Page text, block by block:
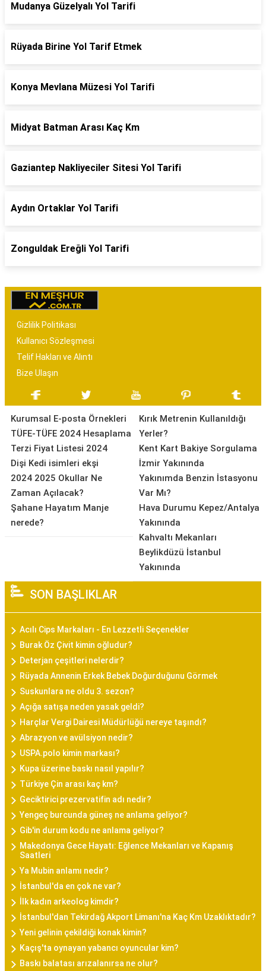
Mudanya Güzelyalı Yol Tarifi
Rüyada Birine Yol Tarif Etmek
Konya Mevlana Müzesi Yol Tarifi
Midyat Batman Arası Kaç Km
Gaziantep Nakliyeciler Sitesi Yol Tarifi
Aydın Ortaklar Yol Tarifi
Zonguldak Ereğli Yol Tarifi
Gizlilik Politikası
Kullanıcı Sözleşmesi
Telif Hakları ve Alıntı
Bize Ulaşın
Kurumsal E-posta Örnekleri
TÜFE-TÜFE 2024 Hesaplama
Terzi Fiyat Listesi 2024
Dişi Kedi isimleri ekşi
2024 2025 Okullar Ne
Zaman Açılacak?
Şahane Hayatım Manje
nerede?
Kırık Metrenin Kullanıldığı
Yerler?
Kent Kart Bakiye Sorgulama
İzmir Yakınında
Yakınımda Benzin İstasyonu
Var Mı?
Hava Durumu Kepez/Antalya
Yakınında
Kahvaltı Mekanları
Beylikdüzü İstanbul
Yakınında
SON BAŞLIKLAR
Acılı Cips Markaları - En Lezzetli Seçenekler
Burak Öz Çivit kimin oğludur?
Deterjan çeşitleri nelerdir?
Rüyada Annenin Erkek Bebek Doğurduğunu Görmek
Suskunlara ne oldu 3. sezon?
Açığa satışa neden yasak geldi?
Harçlar Vergi Dairesi Müdürlüğü nereye taşındı?
Abrazyon ve avülsiyon nedir?
USPA.polo kimin markası?
Kupa üzerine baskı nasıl yapılır?
Türkiye Çin arası kaç km?
Geciktirici prezervatifin adı nedir?
Yengeç burcunda güneş ne anlama geliyor?
Gib'in durum kodu ne anlama geliyor?
Makedonya Gece Hayatı: Eğlence Mekanları ve Kapanış
Saatleri
Ya Mubin anlamı nedir?
İstanbul'da en çok ne var?
İlk kadın arkeolog kimdir?
İstanbul'dan Tekirdağ Akport Limanı'na Kaç Km Uzaklıktadır?
Yeni gelinin çekildiği konak kimin?
Kaçış'ta oynayan yabancı oyuncular kim?
Baskı balatası arızalanırsa ne olur?